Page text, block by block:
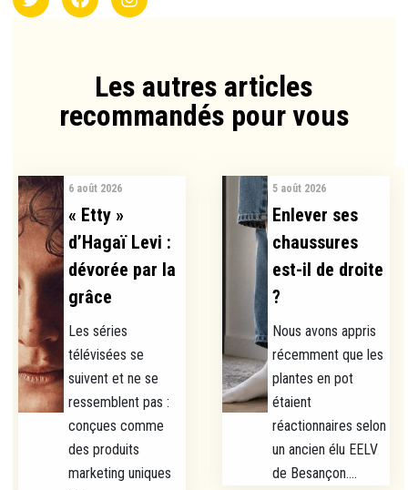
Les autres articles
recommandés pour vous​
6 août 2026
« Etty »
d’Hagaï Levi :
dévorée par la
grâce
Les séries
télévisées se
suivent et ne se
ressemblent pas :
conçues comme
des produits
marketing uniques
5 août 2026
Enlever ses
chaussures
est-il de droite
?
Nous avons appris
récemment que les
plantes en pot
étaient
réactionnaires selon
un ancien élu EELV
de Besançon....